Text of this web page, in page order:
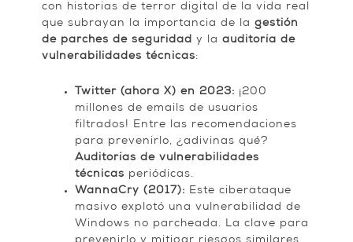
con historias de terror digital de la vida real
que subrayan la importancia de la gestión
de parches de seguridad y la auditoría de
vulnerabilidades técnicas:
Twitter (ahora X) en 2023: ¡200
millones de emails de usuarios
filtrados! Entre las recomendaciones
para prevenirlo, ¿adivinas qué?
Auditorías de vulnerabilidades
técnicas periódicas.
WannaCry (2017): Este ciberataque
masivo explotó una vulnerabilidad de
Windows no parcheada. La clave para